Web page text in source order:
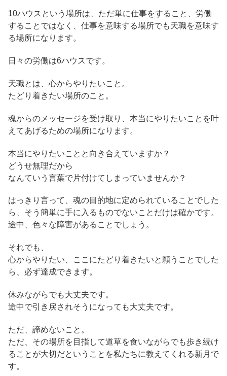
10ハウスという場所は、ただ単に仕事をすること、労働
することではなく、仕事を意味する場所でも天職を意味す
る場所になります。
日々の労働は6ハウスです。
天職とは、心からやりたいこと。
たどり着きたい場所のこと。
魂からのメッセージを受け取り、本当にやりたいことを叶
えてあげるための場所になります。
本当にやりたいことと向き合えていますか？
どうせ無理だから
なんていう言葉で片付けてしまっていませんか？
はっきり言って、魂の目的地に定められていることでした
ら、そう簡単に手に入るものでないことだけは確かです。
途中、色々な障害があることでしょう。
それでも、
心からやりたい、ここにたどり着きたいと願うことでした
ら、必ず達成できます。
休みながらでも大丈夫です。
途中で引き戻されそうになっても大丈夫です。
ただ、諦めないこと。
ただ、その場所を目指して道草を食いながらでも歩き続け
ることが大切だということを私たちに教えてくれる新月で
す。